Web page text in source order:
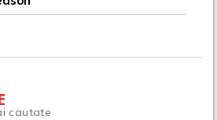
cautate